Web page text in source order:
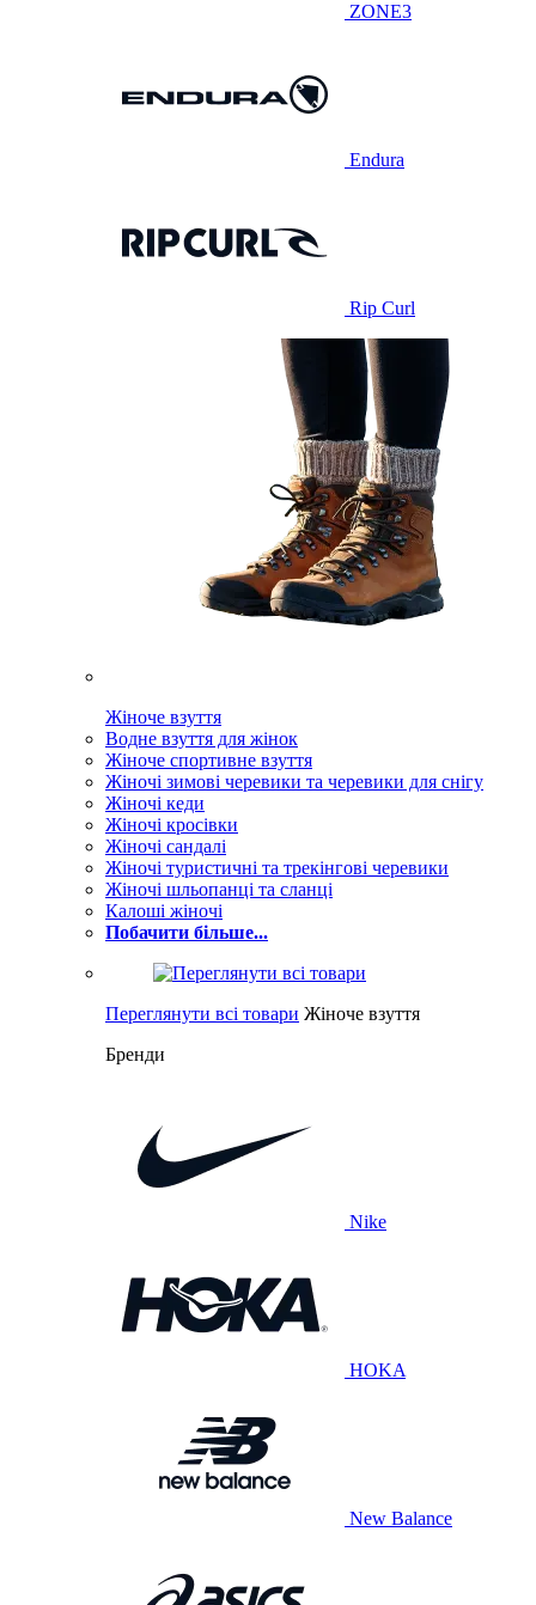
ZONE3
Endura
Rip Curl
Жіноче взуття
Водне взуття для жінок
Жіноче спортивне взуття
Жіночі зимові черевики та черевики для снігу
Жіночі кеди
Жіночі кросівки
Жіночі сандалі
Жіночі туристичні та трекінгові черевики
Жіночі шльопанці та сланці
Калоші жіночі
Побачити більше...
Переглянути всі товари Жіноче взуття
Бренди
Nike
HOKA
New Balance